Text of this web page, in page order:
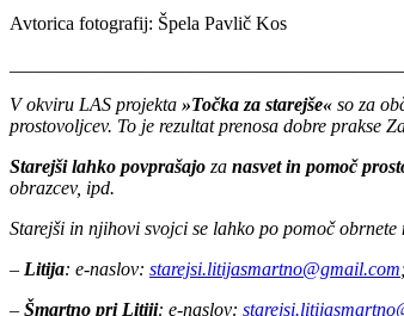
Avtorica fotografij: Špela Pavlič Kos
V okviru LAS projekta »Točka za starejše« so za
prostovoljcev. To je rezultat prenosa dobre prakse
Starejši lahko povprašajo za nasvet in pomoč
obrazcev, ipd.
Starejši in njihovi svojci se lahko po pomoč
– Litija: e-naslov: starejsi.litijasmartno@gmail.com
– Šmartno pri Litiji: e-naslov: